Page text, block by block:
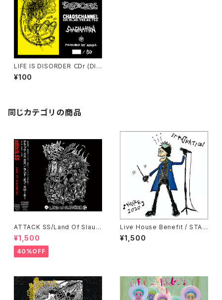
LIFE IS DISORDER ＣDr (DIS
ORDER Japan Tour 2015) I
STERISMO, PISTOL JOKE,
¥100
同じカテゴリの商品
ATTACK SS/Land Of Slaug
hter CD
¥1,500
40%OFF
Live House Benefit / STAG
NATION / NOIZE 2020（東京
都）
¥1,500